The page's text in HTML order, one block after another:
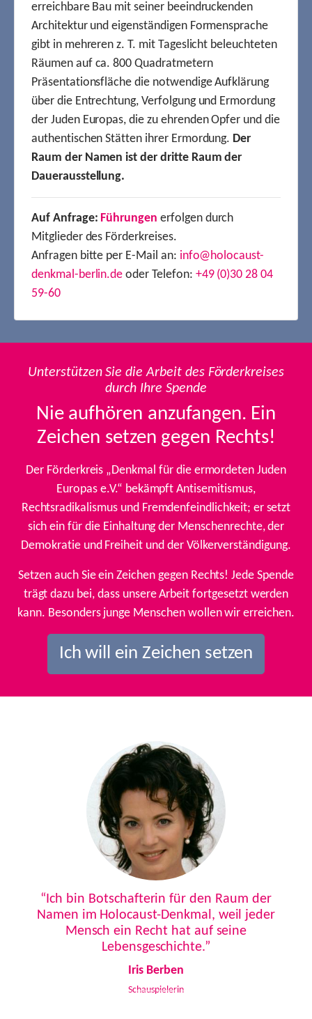
erreichbare Bau mit seiner beeindruckenden
Architektur und eigenständigen Formensprache
gibt in mehreren z. T. mit Tageslicht beleuchteten
Räumen auf ca. 800 Quadratmetern
Präsentationsfläche die notwendige Aufklärung
über die Entrechtung, Verfolgung und Ermordung
der Juden Europas, die zu ehrenden Opfer und die
authentischen Stätten ihrer Ermordung. Der
Raum der Namen ist der dritte Raum der
Dauerausstellung.
Auf Anfrage: Führungen erfolgen durch
Mitglieder des Förderkreises.
Anfragen bitte per E-Mail an: info@holocaust-
denkmal-berlin.de oder Telefon: +49 (0)30 28 04
59-60
Unterstützen Sie die Arbeit des Förderkreises
durch Ihre Spende
Nie aufhören anzufangen. Ein
Zeichen setzen gegen Rechts!
Der Förderkreis „Denkmal für die ermordeten Juden
Europas e.V.“ bekämpft Antisemitismus,
Rechtsradikalismus und Fremdenfeindlichkeit; er setzt
sich ein für die Einhaltung der Menschenrechte, der
Demokratie und Freiheit und der Völkerverständigung.
Setzen auch Sie ein Zeichen gegen Rechts! Jede Spende
trägt dazu bei, dass unsere Arbeit fortgesetzt werden
kann. Besonders junge Menschen wollen wir erreichen.
Ich will ein Zeichen setzen
“Ich bin Botschafterin für den Raum der
Namen im Holocaust-Denkmal, weil jeder
Mensch ein Recht hat auf seine
Lebensgeschichte.”
Iris Berben
Schauspielerin